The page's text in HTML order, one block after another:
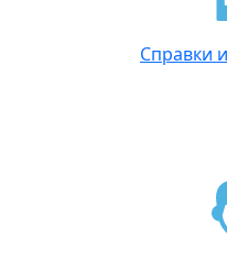
Справки